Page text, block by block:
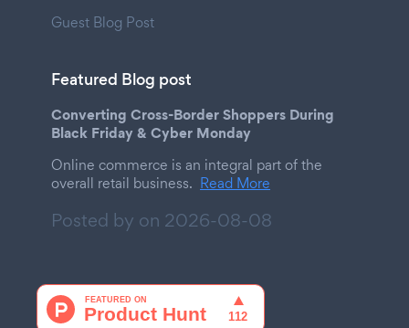
Guest Blog Post
Featured Blog post
Converting Cross-Border Shoppers During
Black Friday & Cyber Monday
Online commerce is an integral part of the
overall retail business. Read More
Posted by on 2026-08-08